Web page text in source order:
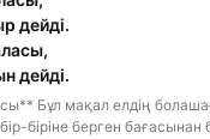
дейді.
дейді.
Бұл мақал елдің
біріне берген бағасынан